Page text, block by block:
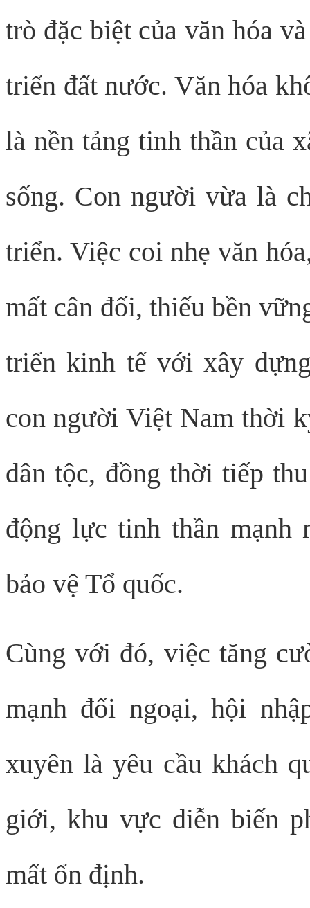
trò đặc biệt của văn hóa
triển đất nước. Văn hóa
là nền tảng tinh thần của
sống. Con người vừa là
triển. Việc coi nhẹ văn
mất cân đối, thiếu bền
triển kinh tế với xây
con người Việt Nam thời
dân tộc, đồng thời tiếp
động lực tinh thần mạnh
bảo vệ Tổ quốc.
Cùng với đó, việc tăng
mạnh đối ngoại, hội
xuyên là yêu cầu khách
giới, khu vực diễn biến
mất ổn định.